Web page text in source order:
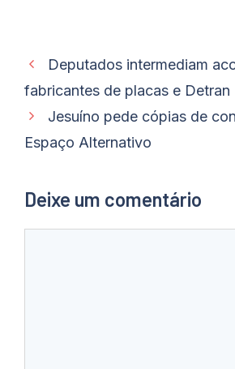
Deputados intermediam
fabricantes de placas e Detran
Jesuíno pede cópias de
Espaço Alternativo
Deixe um comentário